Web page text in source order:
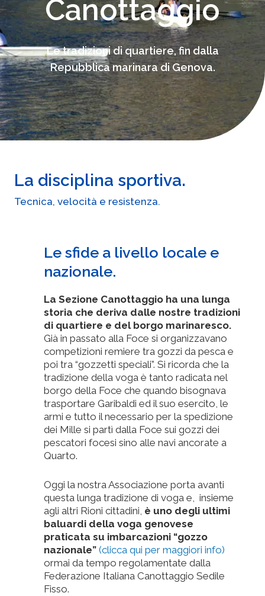
Canottaggio
Le tradizioni di quartiere, fin dalla
Repubblica marinara di Genova.
La disciplina sportiva.
Tecnica, velocità e resistenza.
Le sfide a livello locale e
nazionale.
La Sezione Canottaggio ha una lunga
storia che deriva dalle nostre tradizioni
di quartiere e del borgo marinaresco.
Già in passato alla Foce si organizzavano
competizioni remiere tra gozzi da pesca e
poi tra “gozzetti speciali”. Si ricorda che la
tradizione della voga è tanto radicata nel
borgo della Foce che quando bisognava
trasportare Garibaldi ed il suo esercito, le
armi e tutto il necessario per la spedizione
dei Mille si partì dalla Foce sui gozzi dei
pescatori focesi sino alle navi ancorate a
Quarto.
Oggi la nostra Associazione porta avanti
questa lunga tradizione di voga e, insieme
agli altri Rioni cittadini, è uno degli ultimi
baluardi della voga genovese
praticata su imbarcazioni “gozzo
nazionale” (clicca qui per maggiori info)
ormai da tempo regolamentate dalla
Federazione Italiana Canottaggio Sedile
Fisso.